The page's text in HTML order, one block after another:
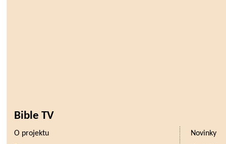
Bible TV
O projektu
Novinky